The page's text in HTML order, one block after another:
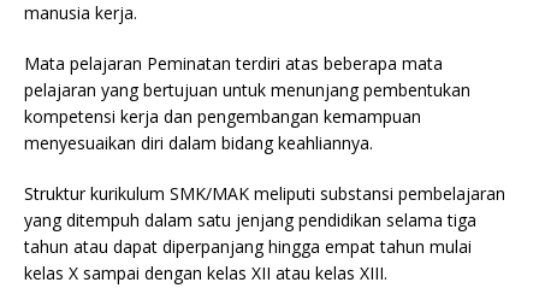
manusia kerja.
Mata pelajaran Peminatan terdiri atas beberapa mata
pelajaran yang bertujuan untuk menunjang pembentukan
kompetensi kerja dan pengembangan kemampuan
menyesuaikan diri dalam bidang keahliannya.
Struktur kurikulum SMK/MAK meliputi substansi pembelajaran
yang ditempuh dalam satu jenjang pendidikan selama tiga
tahun atau dapat diperpanjang hingga empat tahun mulai
kelas X sampai dengan kelas XII atau kelas XIII.